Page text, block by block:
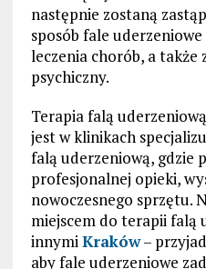
następnie zostaną
sposób fale
leczenia chorób, a także
psychiczny.
Terapia falą
jest w klinikach
falą uderzeniową, gdzie
profesjonalnej opieki,
nowoczesnego sprzętu.
miejscem do terapii falą
innymiKraków–
aby fale uderzeniowe